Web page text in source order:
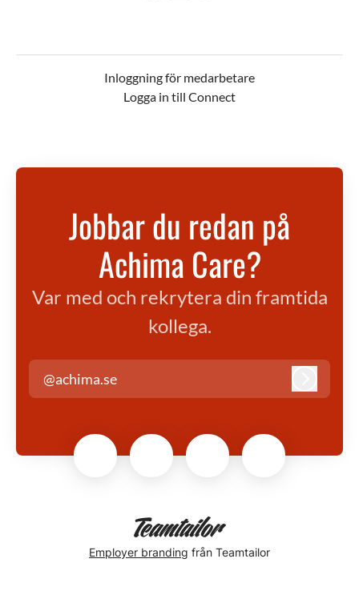
Inloggning för medarbetare
Logga in till Connect
Jobbar du redan på
Achima Care?
Var med och rekrytera din framtida
kollega.
@achima.se
Employer branding från Teamtailor